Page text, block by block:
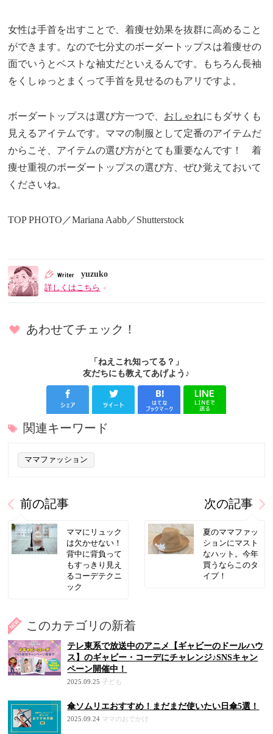
女性は手首を出すことで、着痩せ効果を抜群に高めること
ができます。なので七分丈のボーダートップスは着痩せの
面でいうとベストな袖丈だといえるんです。もちろん長袖
をくしゅっとまくって手首を見せるのもアリですよ。
ボーダートップスは選び方一つで、 おしゃれにもダサくも
見えるアイテムです。ママの制服として定番のアイテムだ
からこそ、アイテムの選び方がとても重要なんです！ 着
痩せ重視のボーダートップスの選び方、ぜひ覚えておいて
くださいね。
TOP PHOTO／Mariana Aabb／Shutterstock
yuzuko
詳しくはこちら
あわせてチェック！
「ねえこれ知ってる？」
友だちにも教えてあげよう♪
関連キーワード
ママファッション
前の記事
ママにリュック
は欠かせない！
背中に背負って
もすっきり見え
るコーデテクニ
ック
次の記事
夏のママファッ
ションにマスト
なハット。今年
買うならこのタ
イプ！
このカテゴリの新着
テレ東系で放送中のアニメ【ギャビーのドールハウ
ス】のギャビー・コーデにチャレンジ♪SNSキャン
ペーン開催中！
2025.09.25 子ども
傘ソムリエおすすめ！まだまだ使いたい日傘5選！
2025.09.24 ママのおでかけ